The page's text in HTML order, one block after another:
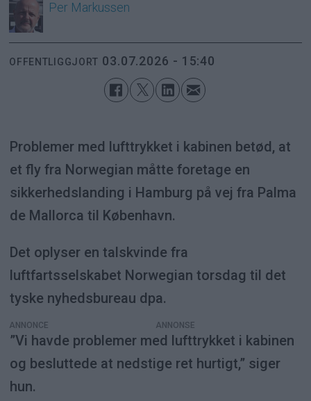
Per Markussen
OFFENTLIGGJORT 03.07.2026 - 15:40
Problemer med lufttrykket i kabinen betød, at
et fly fra Norwegian måtte foretage en
sikkerhedslanding i Hamburg på vej fra Palma
de Mallorca til København.
Det oplyser en talskvinde fra
luftfartsselskabet Norwegian torsdag til det
tyske nyhedsbureau dpa.
ANNONCE
”Vi havde problemer med lufttrykket i kabinen
og besluttede at nedstige ret hurtigt,” siger
hun.